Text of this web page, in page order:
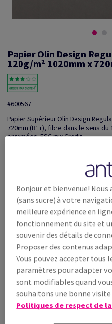
Papier Olin Design
120g/m² 1020mm x
#600567
Papier Supérieur Olin Design
720mm (B1+), fibre dans le sens du
enramées, FSC mix Credit
Promotions: Offre temporaire!
Prix TTC
22,21% OFF
WEB Prix promo TTC
€ 852,78
/ 1 000 feuille(s)
(88,1 kg )
STOCK LIMITÉ
palette(s)
Bonjour et bienvenue! Nous
(sans sucre) à votre
meilleure expérience en
fonctionnement du site et
souvenir des détails de
Proposer des contenus
Vous pouvez accepter tous
paramètres pour adapter
sont modifiables quand
souhaitons une bonne
Politiques de respect de